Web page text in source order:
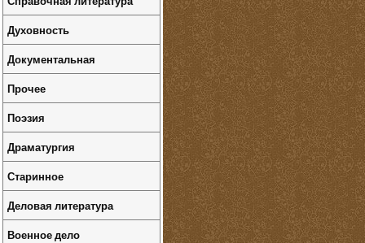
Духовность
Документальная
Прочее
Поэзия
Драматургия
Старинное
Деловая литература
Военное дело